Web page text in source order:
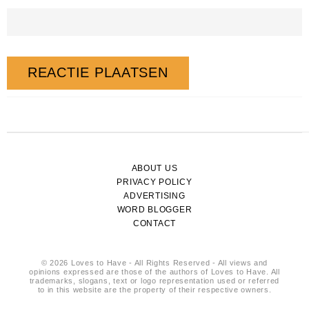
ABOUT US
PRIVACY POLICY
ADVERTISING
WORD BLOGGER
CONTACT
© 2026 Loves to Have - All Rights Reserved - All views and
opinions expressed are those of the authors of Loves to Have. All
trademarks, slogans, text or logo representation used or referred
to in this website are the property of their respective owners.